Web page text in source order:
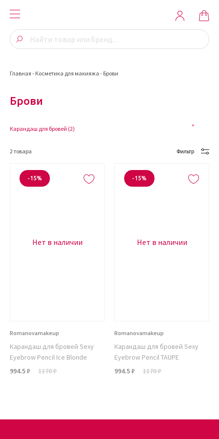
Главная - Косметика для макияжа - Брови
Брови
Карандаш для бровей (2)
2 товара Фильтр
Нет в наличии
Romanovamakeup
Карандаш для бровей Sexy
Eyebrow Pencil Ice Blonde
994.5 ₽
1170 ₽
-15%
Нет в наличии
Romanovamakeup
Карандаш для бровей Sexy
Eyebrow Pencil TAUPE
994.5 ₽
1170 ₽
-15%